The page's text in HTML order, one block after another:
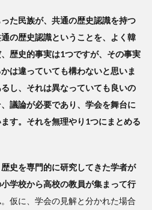
た民族が、共通の歴史認識を持つ
の歴史認識ということを、よく韓
歴史的事実は1つですが、その事実
は違っていても構わないと思いま
し、それは異なっていても良いの
議論が必要であり、学会を舞台に
す。それを無理やり1つにまとめる
史を専門的に研究してきた学者が
学校から高校の教員が集まって行
。仮に、学会の見解と分かれた場合